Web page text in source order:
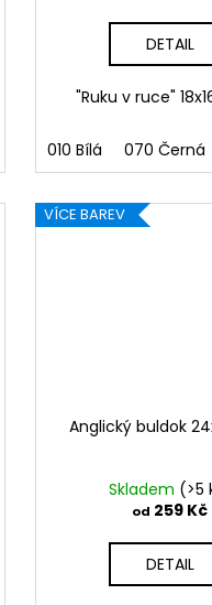
DETAIL
"Ruku v ruce"
010 Bílá 070 Černá
VÍCE BAREV
Anglický buldok
Skladem (>5
od 259 Kč
DETAIL